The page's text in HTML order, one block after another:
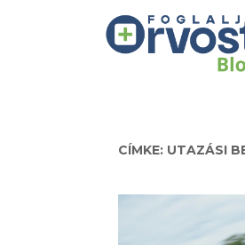
CÍMKE: UTAZÁSI